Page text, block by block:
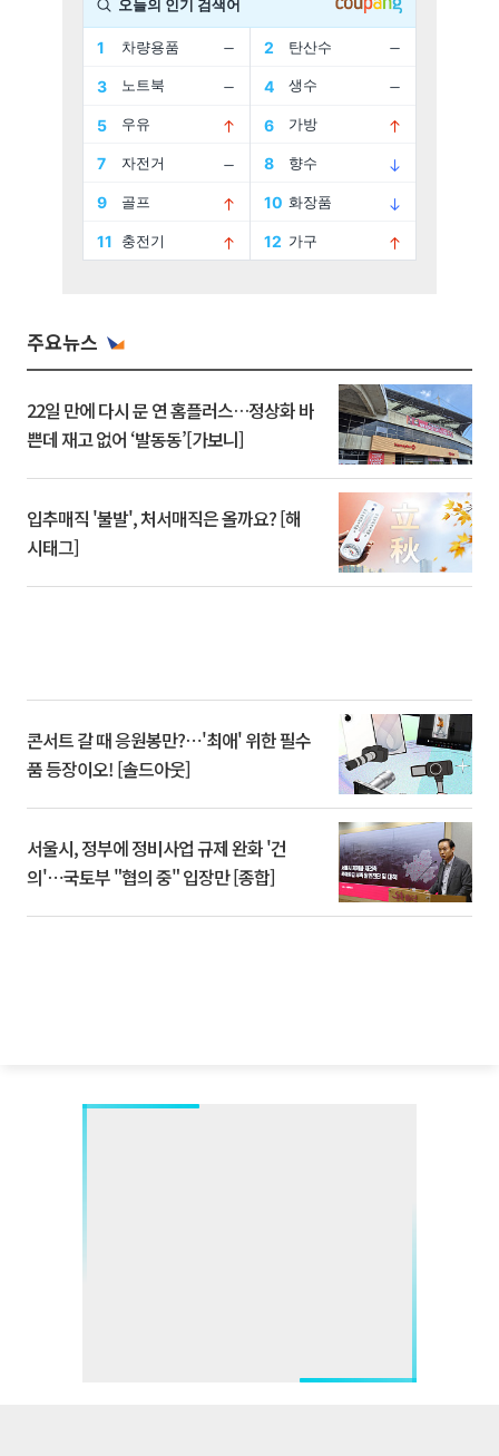
주요뉴스
22일 만에 다시 문 연 홈플러스…정상화 바
쁜데 재고 없어 ‘발동동’[가보니]
입추매직 '불발', 처서매직은 올까요? [해
시태그]
콘서트 갈 때 응원봉만?⋯'최애' 위한 필수
품 등장이오! [솔드아웃]
서울시, 정부에 정비사업 규제 완화 '건
의'⋯국토부 "협의 중" 입장만 [종합]